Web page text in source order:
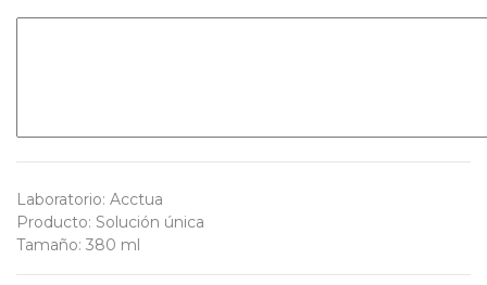
Laboratorio: Acctua
Producto: Solución única
Tamaño: 380 ml